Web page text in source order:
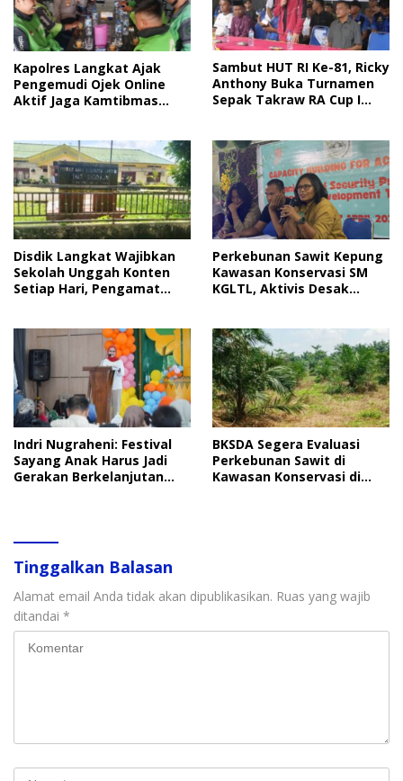
Kapolres Langkat Ajak
Pengemudi Ojek Online
Aktif Jaga Kamtibmas
Sambut HUT RI Ke-81, Ricky
Anthony Buka Turnamen
Sepak Takraw RA Cup I
Disdik Langkat Wajibkan
Sekolah Unggah Konten
Setiap Hari, Pengamat
Perkebunan Sawit Kepung
Kawasan Konservasi SM
KGLTL, Aktivis Desak
Indri Nugraheni: Festival
Sayang Anak Harus Jadi
Gerakan Berkelanjutan
BKSDA Segera Evaluasi
Perkebunan Sawit di
Kawasan Konservasi di
Tinggalkan Balasan
Alamat email Anda tidak akan dipublikasikan. Ruas yang wajib
ditandai *